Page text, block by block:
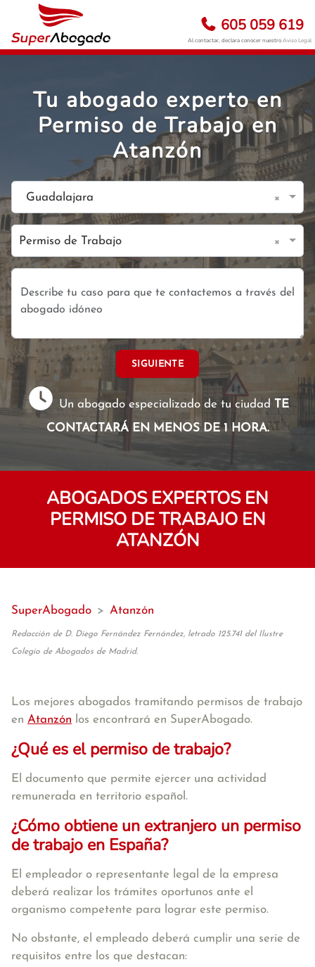
605 059 619
Al contactar, declara conocer nuestroAviso Legal
Tu abogado experto en
Permiso de Trabajo en
Atanzón
Guadalajara ×
Permiso de Trabajo ×
SIGUIENTE
Un abogado especializado de tu ciudad TE
CONTACTARÁ EN MENOS DE 1 HORA.
ABOGADOS EXPERTOS EN
PERMISO DE TRABAJO EN
ATANZÓN
SuperAbogado > Atanzón
Redacción de D. Diego Fernández Fernández, letrado 125.741 del Ilustre
Colegio de Abogados de Madrid.
Los mejores abogados tramitando permisos de trabajo
en Atanzón los encontrará en SuperAbogado.
¿Qué es el permiso de trabajo?
El documento que permite ejercer una actividad
remunerada en territorio español.
¿Cómo obtiene un extranjero un permiso
de trabajo en España?
El empleador o representante legal de la empresa
deberá realizar los trámites oportunos ante el
organismo competente para lograr este permiso.
No obstante, el empleado deberá cumplir una serie de
requisitos entre los que destacan: